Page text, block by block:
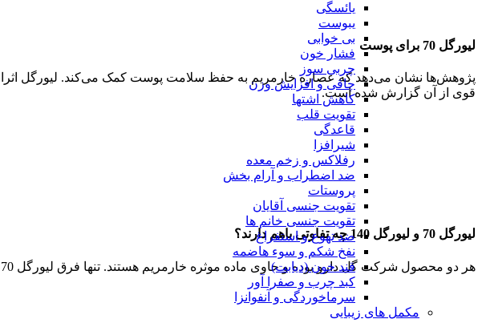
یائسگی
یبوست
بی خوابی
فشار خون
چربی سوز
چاقی و افزایش وزن
کاهش اشتها
تقویت قلب
قاعدگی
شیرافزا
رفلاکس و زخم معده
ضد اضطراب و آرام بخش
پروستات
تقویت جنسی آقایان
تقویت جنسی خانم ها
ضد تهوع و استفراغ
نفخ شکم و سوء هاضمه
قند خون (دیابت)
کبد چرب و صفرا آور
سرماخوردگی و آنفوانزا
مکمل های زیبایی
لیورگل 70 برای پوست
پژوهش‌ها نشان می‌دهد که عصاره خارمریم به حفظ سلامت پوست کمک می‌کند. لیورگل اثرات
قوی از آن گزارش شده است.
لیورگل 70 و لیورگل 140 چه تفاوتی باهم دارند؟
هر دو محصول شرکت گل دارو بوده و حاوی ماده موثره خارمریم هستند. تنها فرق لیورگل 70 با 140 دوز خارمریم آنست. دوز خارمریم موجود در لیورگل 140 دو برابر 70 است.